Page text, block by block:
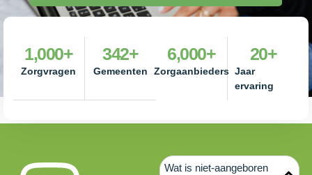
Zorgvragen
1,000+
Gemeenten
342+
Zorgaanbieders
6,000+
Jaar
ervaring
20+
Wat is niet-aangeboren